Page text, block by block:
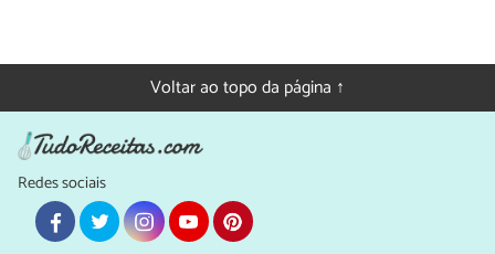
Voltar ao topo da página ↑
Redes sociais